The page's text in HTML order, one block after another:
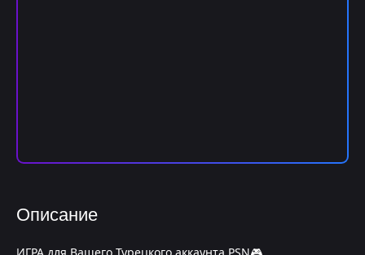
Описание